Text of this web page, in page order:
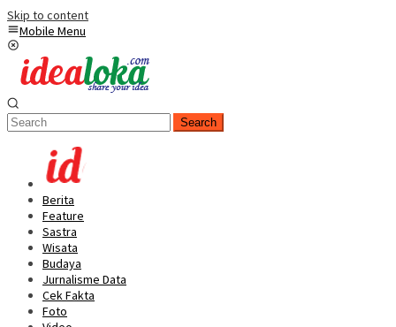
Skip to content
Mobile Menu
Search
Berita
Feature
Sastra
Wisata
Budaya
Jurnalisme Data
Cek Fakta
Foto